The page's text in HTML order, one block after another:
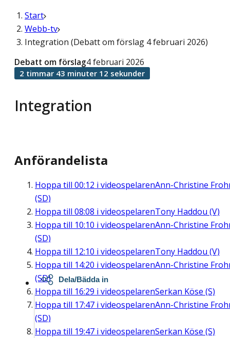
Start
Webb-tv
Integration (Debatt om förslag 4 februari 2026)
Integration
Debatt om förslag4 februari 2026
2 timmar 43 minuter 12 sekunder
Anförandelista
Hoppa till 00:12 i videospelarenAnn-Christine
(SD)
Hoppa till 08:08 i videospelarenTony Haddou (V)
Hoppa till 10:10 i videospelarenAnn-Christine
(SD)
Hoppa till 12:10 i videospelarenTony Haddou (V)
Hoppa till 14:20 i videospelarenAnn-Christine
(SD)
Hoppa till 16:29 i videospelarenSerkan Köse (S)
Hoppa till 17:47 i videospelarenAnn-Christine
(SD)
Hoppa till 19:47 i videospelarenSerkan Köse (S)
Dela/Bädda in